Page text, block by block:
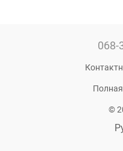
068-
©